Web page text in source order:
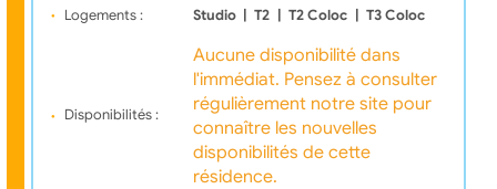
Logements : Studio | T2 | T2 Coloc | T3 Coloc
Disponibilités :
Aucune disponibilité dans
l'immédiat. Pensez à consulter
régulièrement notre site pour
connaître les nouvelles
disponibilités de cette
résidence.